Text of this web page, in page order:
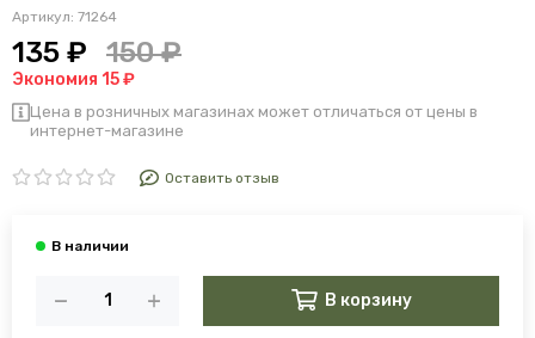
Артикул: 71264
135 ₽ 150 ₽
Экономия 15 ₽
Цена в розничных магазинах может отличаться от цены в
интернет-магазине
Оставить отзыв
В корзину